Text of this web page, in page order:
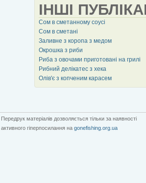
ІНШІ
Сом в сметанному соусі
Сом в сметані
Заливне з коропа з медом
Окрошка з риби
Риба з овочами приготовані на грилі
Рибний делікатес з хека
Олів'є з копченим карасем
Передрук матеріалів дозволяється тільки за наявності
активного гіперпосилання на gonefishing.org.ua